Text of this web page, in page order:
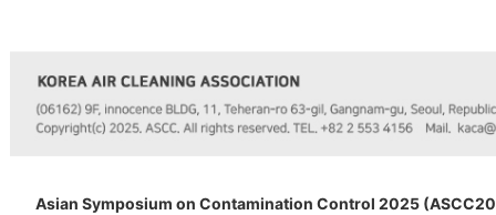
Asian Symposium on Contamination Control 2025